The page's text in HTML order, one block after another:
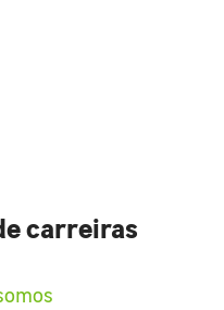
carreiras